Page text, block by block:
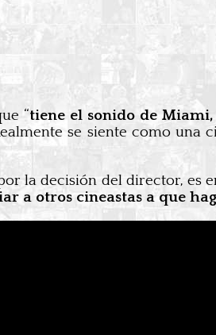
“tiene el sonido de Miami,
se siente como
la decisión del director, es
a otros cineastas a que